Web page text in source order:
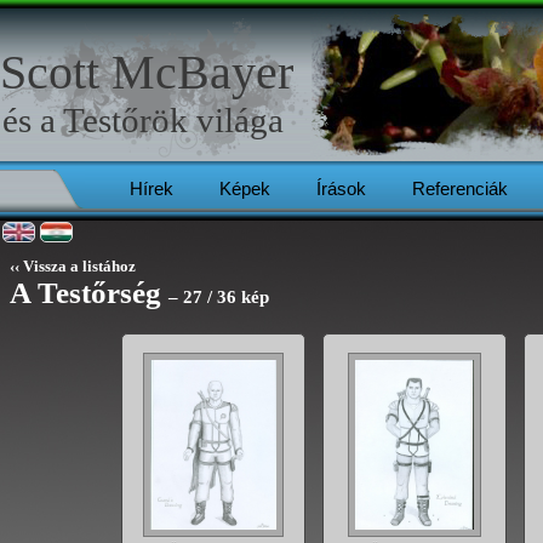
Hírek Képek Írások Referenciák
Scott McBayer
és aTestőrökvilága
‹‹ Vissza a listához
A Testőrség– 27 / 36 kép